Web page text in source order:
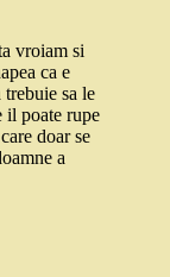
vroiam si
ca e
sa le
il poate rupe
doar se
a